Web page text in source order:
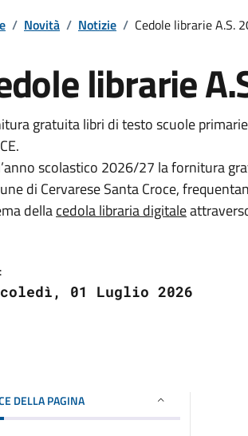
/ Novità / Notizie / Cedole librarie A.S.
librarie
gratuita libri di testo scuole
scolastico 2026/27 la fornitura
di Cervarese Santa Croce,
dellacedola libraria digitale
01 Luglio 2026
DELLA PAGINA